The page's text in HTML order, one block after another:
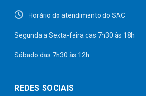
Horário do atendimento do SAC
Segunda a Sexta-feira das 7h30 às 18h
Sábado das 7h30 às 12h
REDES SOCIAIS